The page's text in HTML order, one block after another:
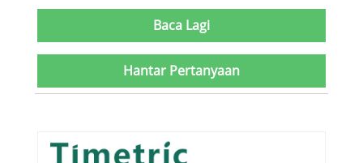
Baca Lagi
Hantar Pertanyaan